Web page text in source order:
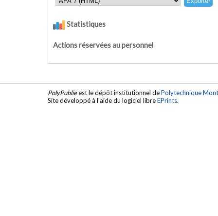
Statistiques
Actions réservées au personnel
PolyPublieest le dépôt institutionnel dePolytechnique
Site développé à l'aide du logiciel libreEPrints.